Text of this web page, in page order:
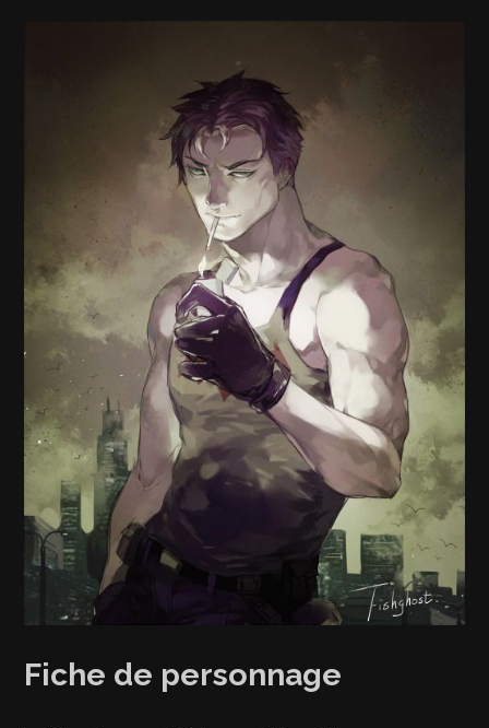
Fiche de personnage